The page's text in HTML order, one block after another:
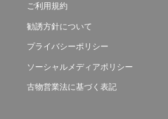
ご利用規約
勧誘方針について
プライバシーポリシー
ソーシャルメディアポリシー
古物営業法に基づく表記